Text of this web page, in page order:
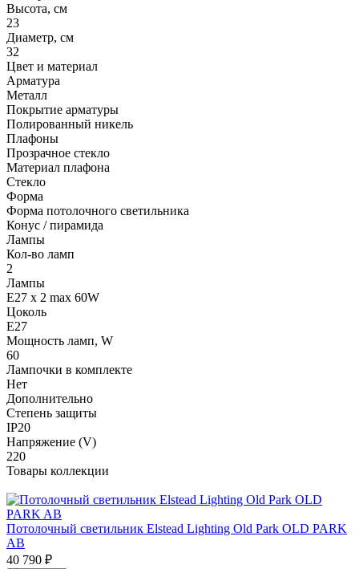
Высота, см
23
Диаметр, см
32
Цвет и материал
Арматура
Металл
Покрытие арматуры
Полированный никель
Плафоны
Прозрачное стекло
Материал плафона
Стекло
Форма
Форма потолочного светильника
Конус / пирамида
Лампы
Кол-во ламп
2
Лампы
E27 x 2 max 60W
Цоколь
E27
Мощность ламп, W
60
Лампочки в комплекте
Нет
Дополнительно
Степень защиты
IP20
Напряжение (V)
220
Товары коллекции
Потолочный светильник Elstead Lighting Old Park OLD PARK
AB
40 790 ₽